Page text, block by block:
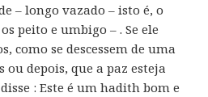
– longo vazado – isto é, o
peito e umbigo – . Se ele
como se descessem de uma
depois, que a paz esteja
: Este é um hadith bom e